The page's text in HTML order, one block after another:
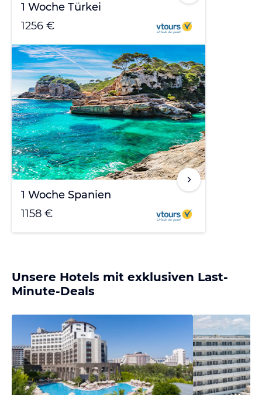
1 Woche Türkei
1256 €
1 Woche Spanien
1158 €
Unsere Hotels mit exklusiven Last-
Minute-Deals